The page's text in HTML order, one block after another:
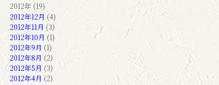
2012年 (19)
2012年12月 (4)
2012年11月 (3)
2012年10月 (1)
2012年9月 (1)
2012年8月 (2)
2012年5月 (3)
2012年4月 (2)